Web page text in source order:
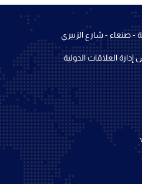
- صنعاء - شارع الزبيري
العلاقات الدولية